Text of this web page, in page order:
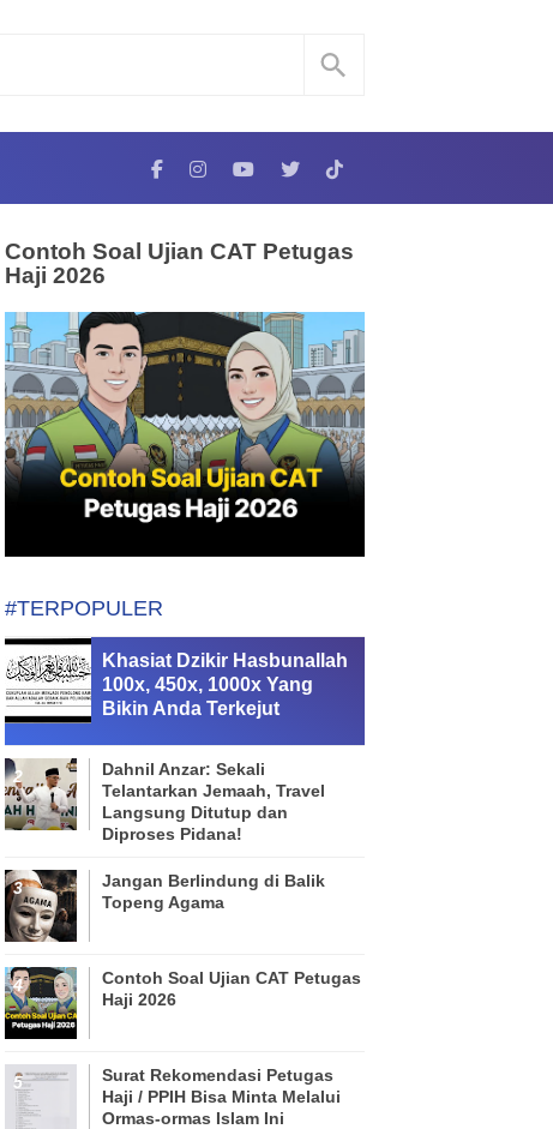
Contoh Soal Ujian CAT Petugas
Haji 2026
#TERPOPULER
Khasiat Dzikir Hasbunallah
100x, 450x, 1000x Yang
Bikin Anda Terkejut
Dahnil Anzar: Sekali
Telantarkan Jemaah, Travel
Langsung Ditutup dan
Diproses Pidana!
Jangan Berlindung di Balik
Topeng Agama
Contoh Soal Ujian CAT Petugas
Haji 2026
Surat Rekomendasi Petugas
Haji / PPIH Bisa Minta Melalui
Ormas-ormas Islam Ini